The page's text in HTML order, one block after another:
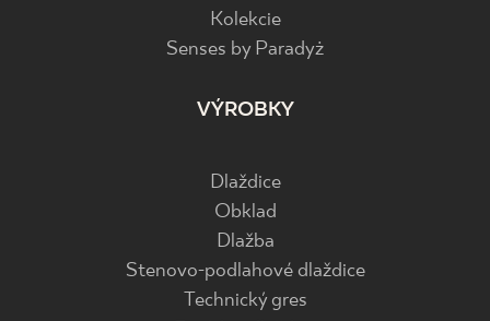
Kolekcie
Senses by Paradyż
VÝROBKY
Dlaždice
Obklad
Dlažba
Stenovo-podlahové dlaždice
Technický gres